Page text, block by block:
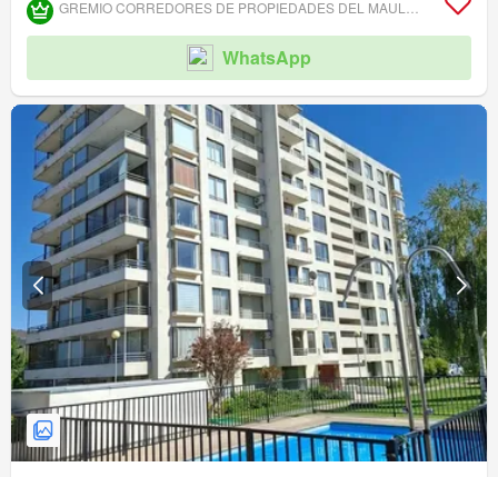
WhatsApp